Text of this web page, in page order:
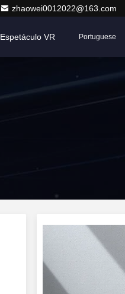
zhaowei0012022@163.com
Espetáculo VR Portuguese